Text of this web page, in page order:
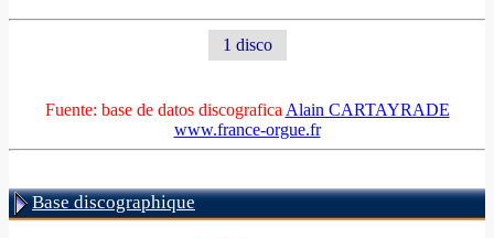
1 disco
Fuente: base de datos discografica Alain CARTAYRADE
www.france-orgue.fr
Base discographique